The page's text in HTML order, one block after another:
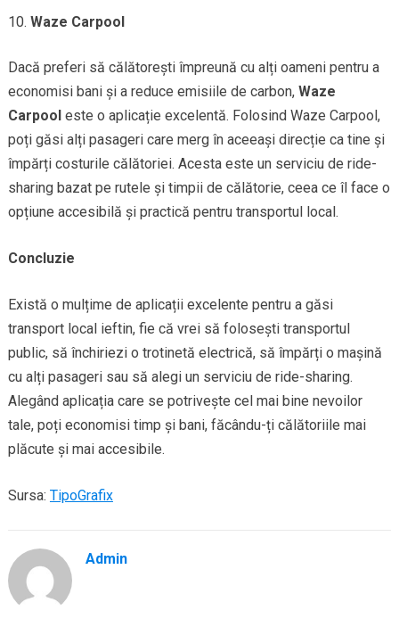
Waze Carpool
Dacă preferi să călătorești împreună cu alți oameni pentru a
economisi bani și a reduce emisiile de carbon, Waze
Carpooleste o aplicație excelentă. Folosind Waze Carpool,
poți găsi alți pasageri care merg în aceeași direcție ca tine și
împărți costurile călătoriei. Acesta este un serviciu de ride-
sharing bazat pe rutele și timpii de călătorie, ceea ce îl face o
opțiune accesibilă și practică pentru transportul local.
Concluzie
Există o mulțime de aplicații excelente pentru a găsi
transport local ieftin, fie că vrei să folosești transportul
public, să închiriezi o trotinetă electrică, să împărți o mașină
cu alți pasageri sau să alegi un serviciu de ride-sharing.
Alegând aplicația care se potrivește cel mai bine nevoilor
tale, poți economisi timp și bani, făcându-ți călătoriile mai
plăcute și mai accesibile.
Sursa: TipoGrafix
Admin